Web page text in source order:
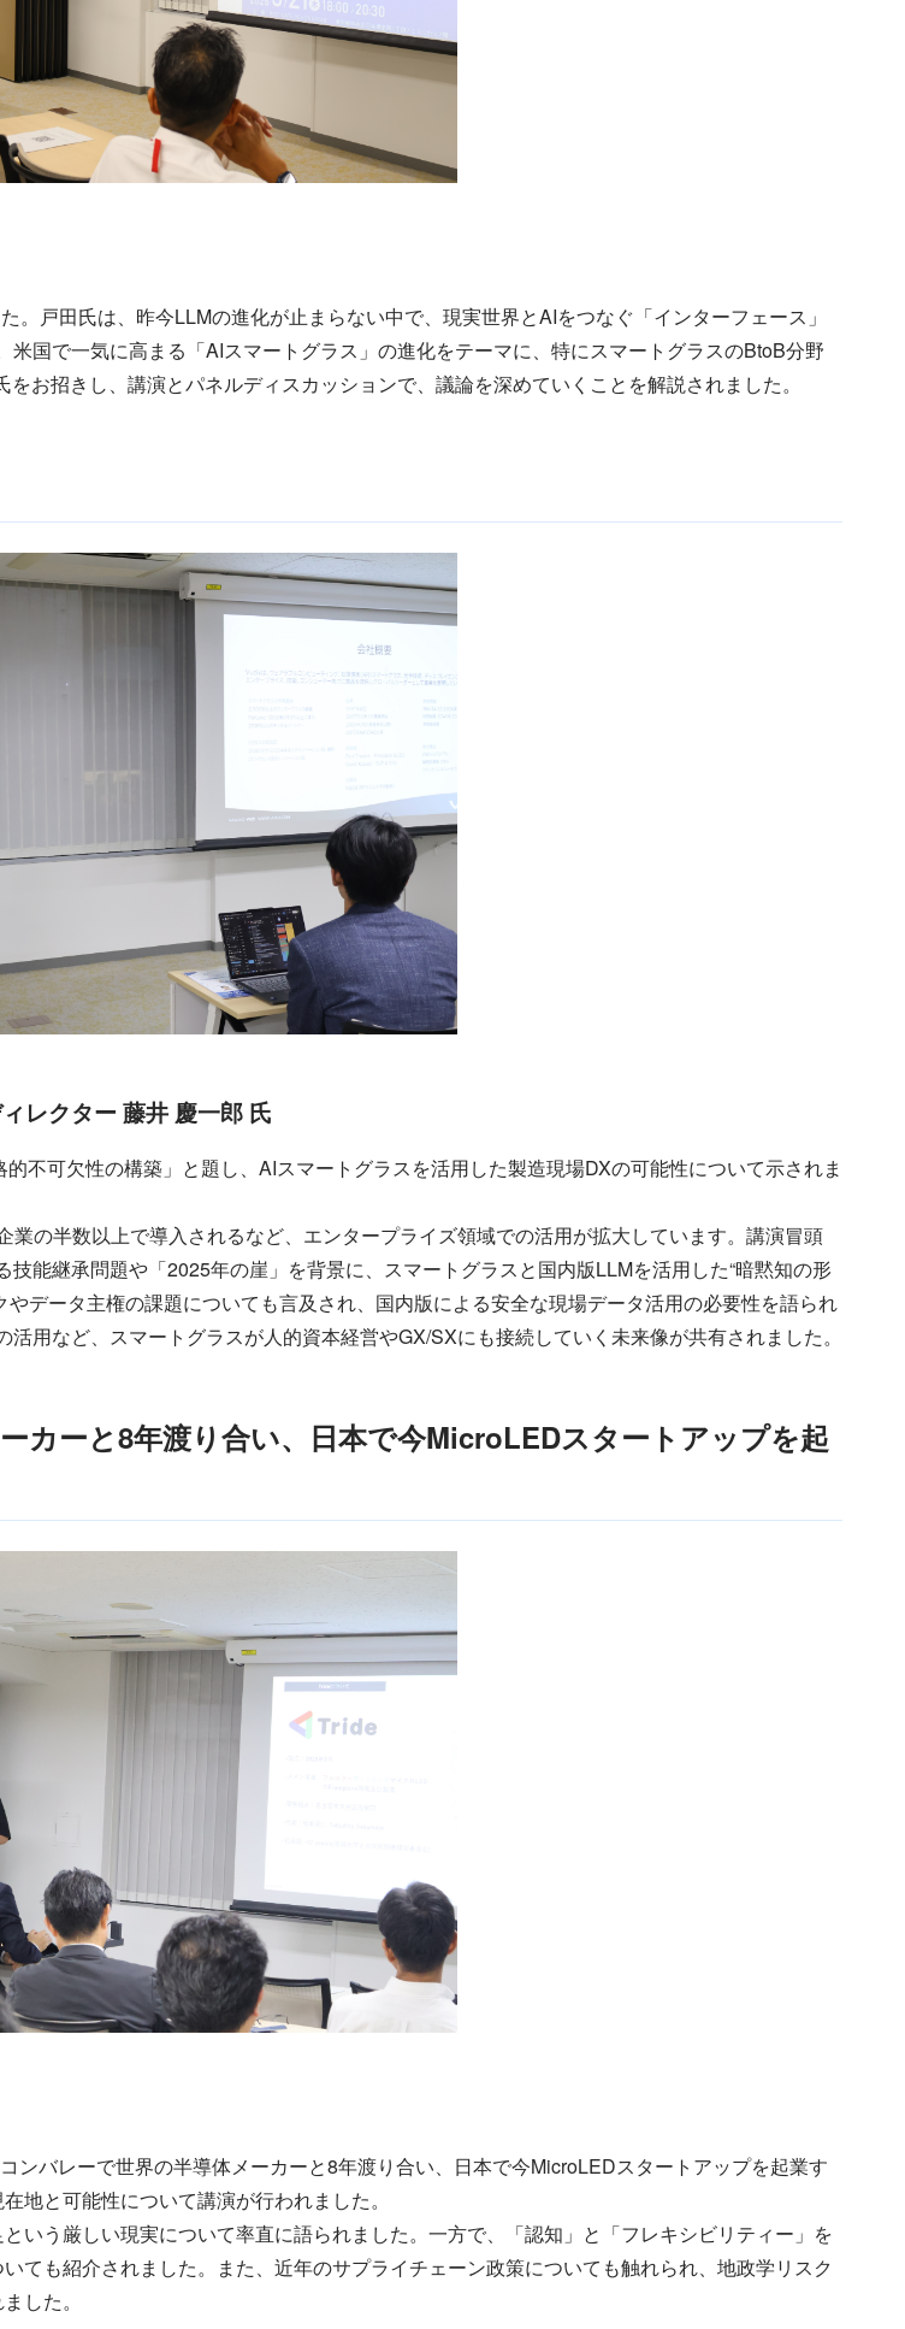
戸田氏は、昨今LLMの進化が止まらない中で、現実世界とAIをつなぐ「インターフェース」
国で一気に高まる「AIスマートグラス」の進化をテーマに、特にスマートグラスのBtoB分野
お招きし、講演とパネルディスカッションで、議論を深めていくことを解説されました。
レクター 藤井 慶一郎 氏
不可欠性の構築」と題し、AIスマートグラスを活用した製造現場DXの可能性について示されま
の半数以上で導入されるなど、エンタープライズ領域での活用が拡大しています。講演冒頭
能継承問題や「2025年の崖」を背景に、スマートグラスと国内版LLMを活用した“暗黙知の形
データ主権の課題についても言及され、国内版による安全な現場データ活用の必要性を語られ
用など、スマートグラスが人的資本経営やGX/SXにも接続していく未来像が共有されました。
カーと8年渡り合い、日本で今MicroLEDスタートアップを起
バレーで世界の半導体メーカーと8年渡り合い、日本で今MicroLEDスタートアップを起業す
地と可能性について講演が行われました。
いう厳しい現実について率直に語られました。一方で、「認知」と「フレキシビリティー」を
ても紹介されました。また、近年のサプライチェーン政策についても触れられ、地政学リスク
した。